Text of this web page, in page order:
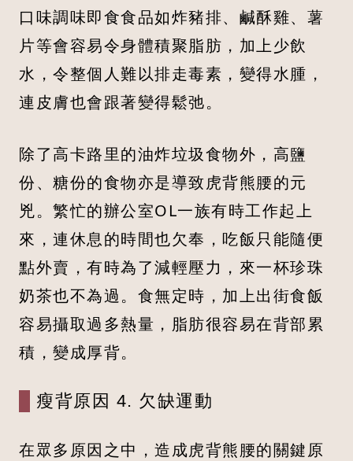
口味調味即食食品如炸豬排、鹹酥雞、薯
片等會容易令身體積聚脂肪，加上少飲
水，令整個人難以排走毒素，變得水腫，
連皮膚也會跟著變得鬆弛。
除了高卡路里的油炸垃圾食物外，高鹽
份、糖份的食物亦是導致虎背熊腰的元
兇。繁忙的辦公室OL一族有時工作起上
來，連休息的時間也欠奉，吃飯只能隨便
點外賣，有時為了減輕壓力，來一杯珍珠
奶茶也不為過。食無定時，加上出街食飯
容易攝取過多熱量，脂肪很容易在背部累
積，變成厚背。
瘦背原因 4. 欠缺運動
在眾多原因之中，造成虎背熊腰的關鍵原